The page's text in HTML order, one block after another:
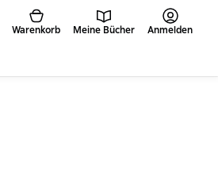
Warenkorb Meine Bücher Anmelden